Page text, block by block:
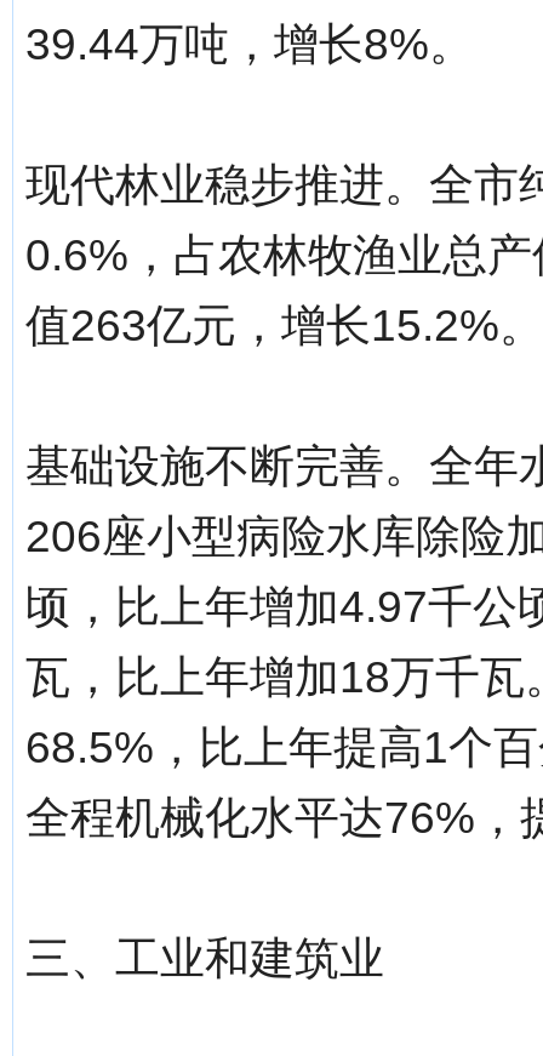
39.44万吨，增长8%。
现代林业稳步推进。全市
0.6%，占农林牧渔业总
值263亿元，增长15.2%
基础设施不断完善。全年
206座小型病险水库除险
顷，比上年增加4.97千公
瓦，比上年增加18万千
68.5%，比上年提高1个
全程机械化水平达76%，
三、工业和建筑业